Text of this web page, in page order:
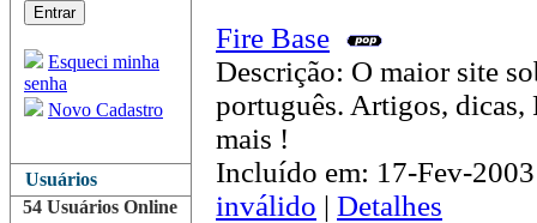
Esqueci minha
senha
Novo Cadastro
Usuários
54 Usuários Online
Fire Base
Descrição: O maior site
português. Artigos, dicas,
mais !
Incluído em: 17-Fev-
inválido | Detalhes